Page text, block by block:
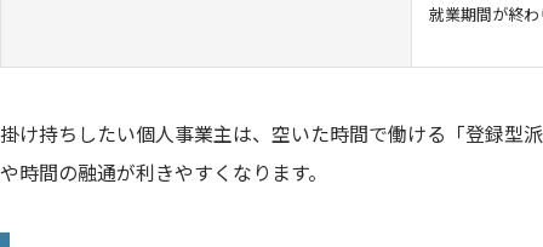
就業期間が終
掛け持ちしたい個人事業主は、空いた時間で働ける「登録型
や時間の融通が利きやすくなります。